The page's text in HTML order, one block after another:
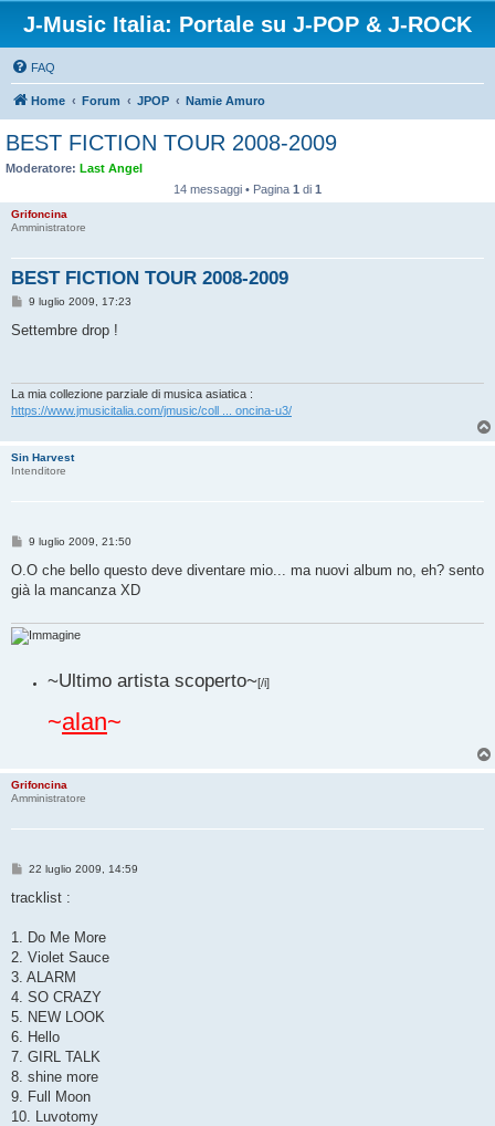
J-Music Italia: Portale su J-POP & J-ROCK
FAQ
Home Forum JPOP Namie Amuro
BEST FICTION TOUR 2008-2009
Moderatore: Last Angel
14 messaggi • Pagina 1 di 1
Grifoncina
Amministratore
BEST FICTION TOUR 2008-2009
M
s
i
o
9 luglio 2009, 17:23
Settembre drop !
La mia collezione parziale di musica asiatica :
https://www.jmusicitalia.com/jmusic/coll ... oncina-u3/
Sin Harvest
Intenditore
M
s
a
i
o
9 luglio 2009, 21:50
O.O che bello questo deve diventare mio... ma nuovi album no, eh? sento
già la mancanza XD
~Ultimo artista scoperto~[/i]
~alan~
Grifoncina
Amministratore
M
s
g
o
22 luglio 2009, 14:59
tracklist :
1. Do Me More
2. Violet Sauce
3. ALARM
4. SO CRAZY
5. NEW LOOK
6. Hello
7. GIRL TALK
8. shine more
9. Full Moon
10. Luvotomy